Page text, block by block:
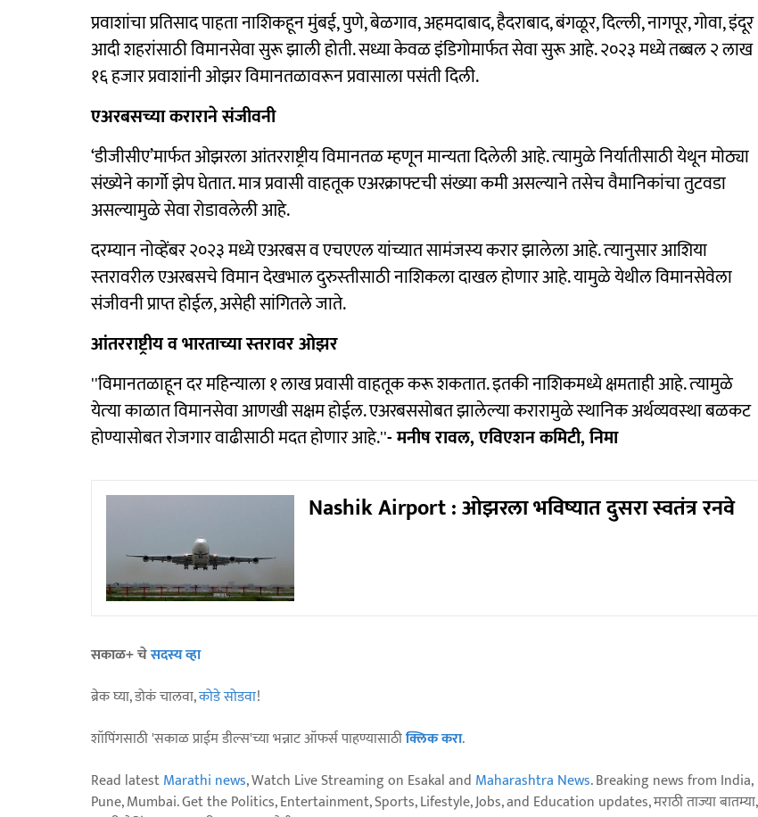
प्रवाशांचा प्रतिसाद पाहता नाशिकहून मुंबई, पुणे, बेळगाव, अहमदाबाद, हैदराबाद, बंगळूर, दिल्‍ली, नागपूर, गोवा, इंदूर
आदी शहरांसाठी विमानसेवा सुरू झाली होती. सध्या केवळ इंडिगोमार्फत सेवा सुरू आहे. २०२३ मध्ये तब्‍बल २ लाख
१६ हजार प्रवाशांनी ओझर विमानतळावरून प्रवासाला पसंती दिली.
एअरबसच्‍या कराराने संजीवनी
‘डीजीसीए’मार्फत ओझरला आंतरराष्ट्रीय विमानतळ म्‍हणून मान्‍यता दिलेली आहे. त्‍यामुळे निर्यातीसाठी येथून मोठ्या
संख्येने कार्गो झेप घेतात. मात्र प्रवासी वाहतूक एअरक्राफ्टची संख्या कमी असल्‍याने तसेच वैमानिकांचा तुटवडा
असल्‍यामुळे सेवा रोडावलेली आहे.
दरम्‍यान नोव्‍हेंबर २०२३ मध्ये एअरबस व एचएएल यांच्‍यात सामंजस्‍य करार झालेला आहे. त्‍यानुसार आशिया
स्‍तरावरील एअरबसचे विमान देखभाल दुरुस्‍तीसाठी नाशिकला दाखल होणार आहे. यामुळे येथील विमानसेवेला
संजीवनी प्राप्त होईल, असेही सांगितले जाते.
आंतरराष्ट्रीय व भारताच्‍या स्‍तरावर ओझर
''विमानतळाहून दर महिन्‍याला १ लाख प्रवासी वाहतूक करू शकतात. इतकी नाशिकमध्ये क्षमताही आहे. त्‍यामुळे
येत्‍या काळात विमानसेवा आणखी सक्षम होईल. एअरबससोबत झालेल्‍या करारामुळे स्‍थानिक अर्थव्‍यवस्‍था बळकट
होण्यासोबत रोजगार वाढीसाठी मदत होणार आहे.''- मनीष रावल, एविएशन कमिटी, निमा
Nashik Airport : ओझरला भविष्यात दुसरा स्वतंत्र रनवे
सकाळ+ चेसदस्य व्हा
ब्रेक घ्या, डोकं चालवा,कोडे सोडवा!
शॉपिंगसाठी 'सकाळ प्राईम डील्स'च्या भन्नाट ऑफर्स पाहण्यासाठीक्लिक करा.
Read latestMarathi news, Watch Live Streaming on Esakal and Maharashtra News. Breaking news from India,
Pune, Mumbai. Get the Politics, Entertainment, Sports, Lifestyle, Jobs, and Education updates, मराठी ताज्या बातम्या,